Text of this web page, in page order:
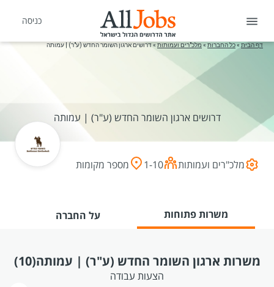
כניסה
דף הבית »כל החברות » מלכ"רים ועמותות »דרושים ארגון השומר החדש (ע"ר) | עמותה
דרושים ארגון השומר החדש (ע"ר) | עמותה
מלכ"רים ועמותות 1-10 מספר מקומות
משרות פתוחות על החברה
משרות ארגון השומר החדש (ע"ר) | עמותה(10)
הצעות עבודה